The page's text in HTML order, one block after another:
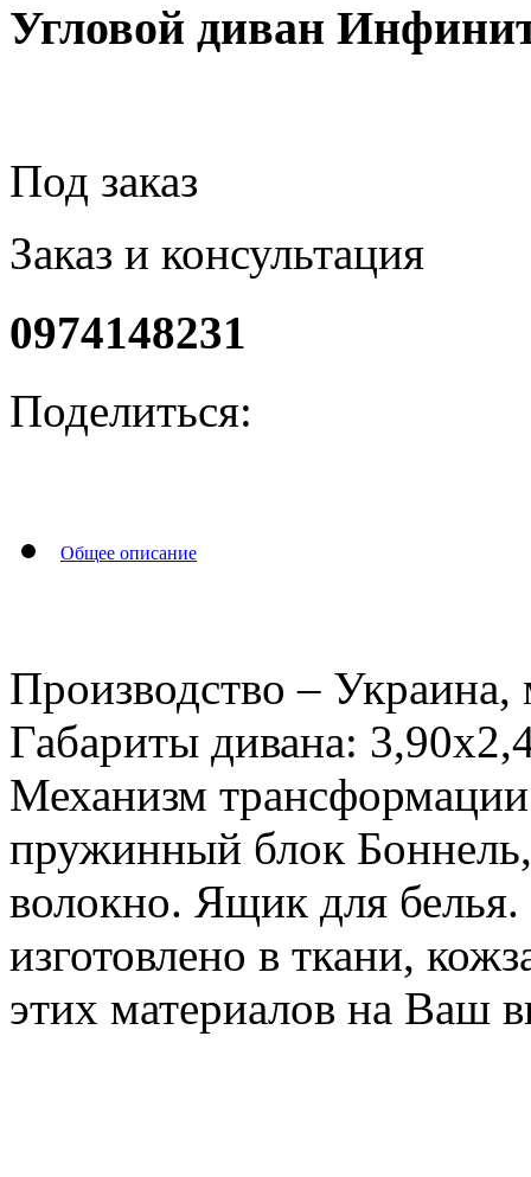
Угловой диван
Под заказ
Заказ и консультация
0974148231
Поделиться:
Общее описание
Производство –
Габариты дивана:
Механизм
пружинный блок
волокно. Ящик для
изготовлено в ткани,
этих материалов на Ваш